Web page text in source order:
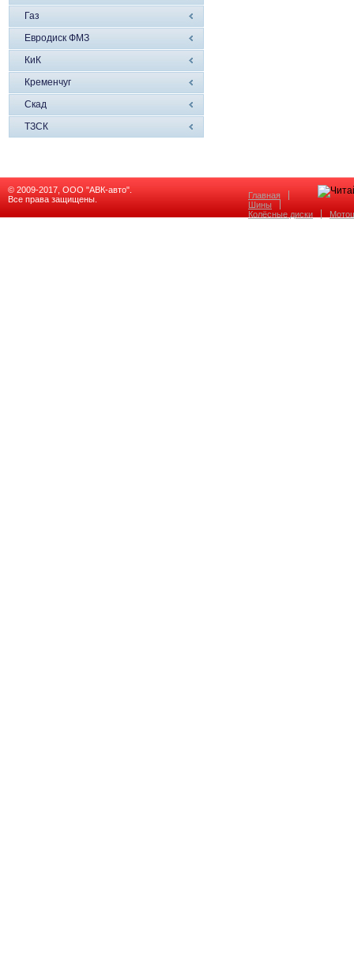
Газ
Евродиск ФМЗ
КиК
Кременчуг
Скад
ТЗСК
© 2009-2017, ООО "АВК-авто".
Все права защищены.
Главная
Шины
Колёсные диски